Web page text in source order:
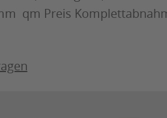
qm Preis